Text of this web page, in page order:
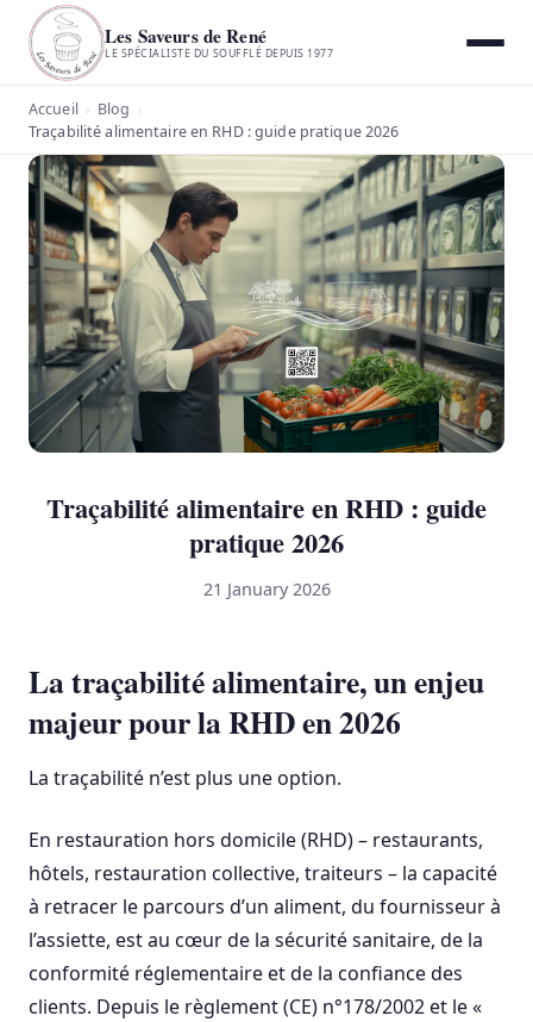
Les Saveurs de René
LE SPÉCIALISTE DU SOUFFLÉ DEPUIS 1977
Accueil › Blog ›
Traçabilité alimentaire en RHD : guide pratique 2026
Traçabilité alimentaire en RHD : guide
pratique 2026
21 January 2026
La traçabilité alimentaire, un enjeu
majeur pour la RHD en 2026
La traçabilité n’est plus une option.
En restauration hors domicile (RHD) – restaurants,
hôtels, restauration collective, traiteurs – la capacité
à retracer le parcours d’un aliment, du fournisseur à
l’assiette, est au cœur de la sécurité sanitaire, de la
conformité réglementaire et de la confiance des
clients. Depuis le règlement (CE) n°178/2002 et le «